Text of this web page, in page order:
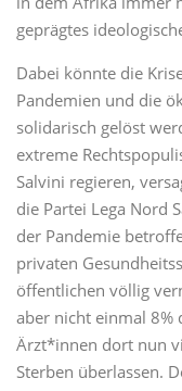
geprägtes
Dabei könnte die
Pandemien und die
solidarisch gelöst
extreme
Salvini regieren,
die Partei Lega Nord
der Pandemie
privaten
öffentlichen völlig
aber nicht einmal 8%
Ärzt*innen dort nun
Sterben überlassen.